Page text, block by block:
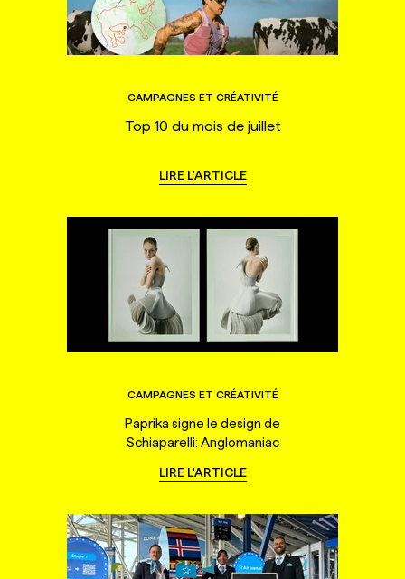
CAMPAGNES ET CRÉATIVITÉ
Top 10 du mois de juillet
LIRE L'ARTICLE
CAMPAGNES ET CRÉATIVITÉ
Paprika signe le design de
Schiaparelli: Anglomaniac
LIRE L'ARTICLE